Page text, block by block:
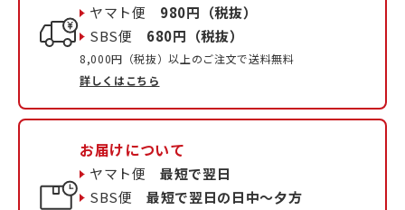
ヤマト便 980円（税抜）
SBS便 680円（税抜）
8,000円（税抜）以上のご注文で送料無料
詳しくはこちら
お届けについて
ヤマト便最短で翌日
SBS便最短で翌日の日中〜夕方